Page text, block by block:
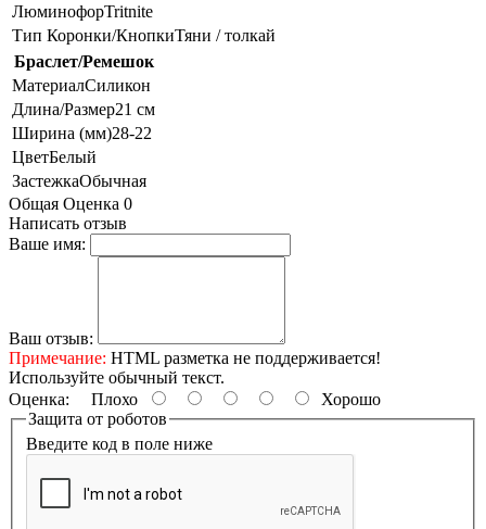
ЛюминофорTritnite
Тип Коронки/КнопкиТяни / толкай
Браслет/Ремешок
МатериалСиликон
Длина/Размер21 см
Ширина (мм)28-22
ЦветБелый
ЗастежкаОбычная
Общая Оценка 0
Написать отзыв
Ваше имя:
Ваш отзыв:
Примечание: HTML разметка не поддерживается!
Используйте обычный текст.
Оценка: Плохо
Хорошо
Защита от роботов
Введите код в поле ниже